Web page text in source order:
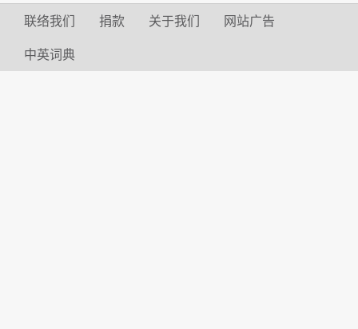
联络我们 捐款 关于我们 网站广告
中英词典